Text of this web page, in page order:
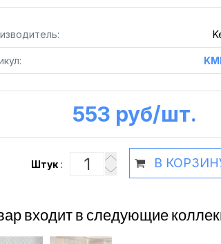
553 руб /шт.
Штук : В
входит в следующие